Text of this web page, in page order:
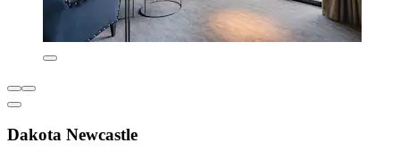
Dakota Newcastle